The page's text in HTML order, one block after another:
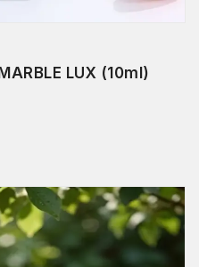
LUX (10ml)